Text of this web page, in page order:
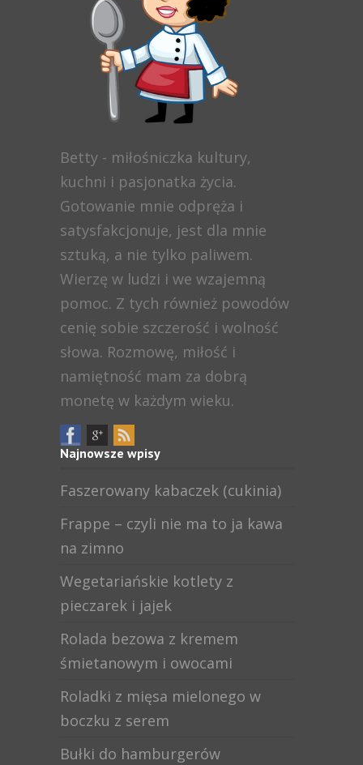
Betty - miłośniczka kultury,
kuchni i pasjonatka życia.
Gotowanie mnie odpręża i
satysfakcjonuje, jest dla mnie
sztuką, a nie tylko paliwem.
Wierzę w ludzi i we wzajemną
pomoc. Z tych również powodów
cenię sobie szczerość i wolność
słowa. Rozmowę, miłość i
namiętność mam za dobrą
monetę w każdym wieku.
Najnowsze wpisy
Faszerowany kabaczek (cukinia)
Frappe – czyli nie ma to ja kawa
na zimno
Wegetariańskie kotlety z
pieczarek i jajek
Rolada bezowa z kremem
śmietanowym i owocami
Roladki z mięsa mielonego w
boczku z serem
Bułki do hamburgerów